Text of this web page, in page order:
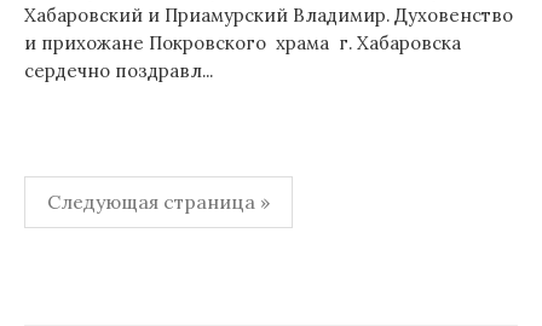
Хабаровский и Приамурский Владимир. Духовенство
и прихожане Покровского храма г. Хабаровска
сердечно поздравл...
Навигация
по
Следующая страница »